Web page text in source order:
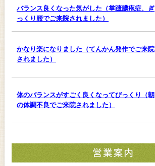
バランス良くなった気がした（掌蹠膿疱症、ぎ
っくり腰でご来院されました）
かなり楽になりました（てんかん発作でご来院
されました）
体のバランスがすごく良くなってびっくり（朝
の体調不良でご来院されました）